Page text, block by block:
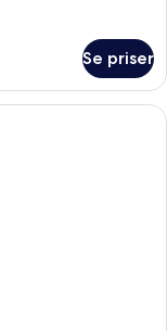
Se priser
med to senge, store